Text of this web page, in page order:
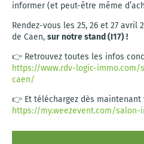
informer (et peut-être même
Rendez-vous les 25, 26 et 27 avril
de Caen, sur notre stand (I17) !
👉 Retrouvez toutes les infos
https://www.rdv-logic-
caen/
👉 Et téléchargez dès
https://my.weezevent.com/